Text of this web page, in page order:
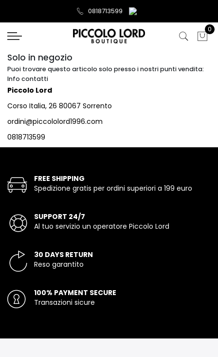
0818713599
0
Solo in negozio
Puoi trovare questo articolo solo presso i nostri punti vendita:
Info contatti
Piccolo Lord
Corso Italia, 26 80067 Sorrento
ordini@piccololord1996.com
0818713599
FREE SHIPPING
Spedizione gratis per ordini superiori a 199 euro
SUPPORT 24/7
Al tuo servizio un operatore Piccolo Lord
30 DAYS RETURN
Reso garantito
100% PAYMENT SECURE
Transazioni sicure